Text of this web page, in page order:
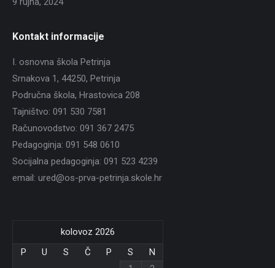
Kontakt informacije
I. osnovna škola Petrinja
Srnakova 1, 44250, Petrinja
Područna škola, Hrastovica 208
Tajništvo: 091 530 7581
Računovodstvo: 091 367 2475
Pedagoginja: 091 548 0610
Socijalna pedagoginja: 091 523 4239
email: ured@os-prva-petrinja.skole.hr
kolovoz 2026
P
U S Č P S
N